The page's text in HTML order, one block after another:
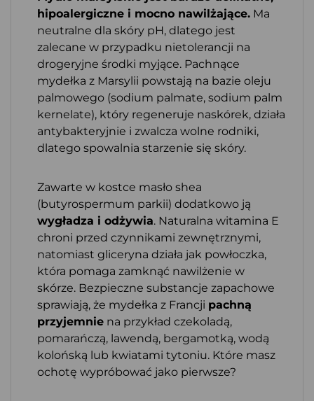
hipoalergiczne i mocno nawilżające. Ma
neutralne dla skóry pH, dlatego jest
zalecane w przypadku nietolerancji na
drogeryjne środki myjące. Pachnące
mydełka z Marsylii powstają na bazie oleju
palmowego (sodium palmate, sodium palm
kernelate), który regeneruje naskórek, działa
antybakteryjnie i zwalcza wolne rodniki,
dlatego spowalnia starzenie się skóry.
Zawarte w kostce masło shea
(butyrospermum parkii) dodatkowo ją
wygładza i odżywia. Naturalna witamina E
chroni przed czynnikami zewnętrznymi,
natomiast gliceryna działa jak powłoczka,
która pomaga zamknąć nawilżenie w
skórze. Bezpieczne substancje zapachowe
sprawiają, że mydełka z Francji pachną
przyjemnie na przykład czekoladą,
pomarańczą, lawendą, bergamotką, wodą
kolońską lub kwiatami tytoniu. Które masz
ochotę wypróbować jako pierwsze?